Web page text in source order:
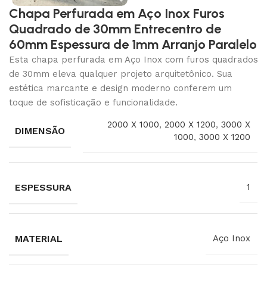
Chapa Perfurada em Aço Inox Furos
Quadrado de 30mm Entrecentro de
60mm Espessura de 1mm Arranjo Paralelo
Esta chapa perfurada em Aço Inox com furos quadrados
de 30mm eleva qualquer projeto arquitetônico. Sua
estética marcante e design moderno conferem um
toque de sofisticação e funcionalidade.
DIMENSÃO
2000 X 1000,2000 X 1200,3000 X
1000,3000 X 1200
ESPESSURA 1
MATERIAL Aço Inox